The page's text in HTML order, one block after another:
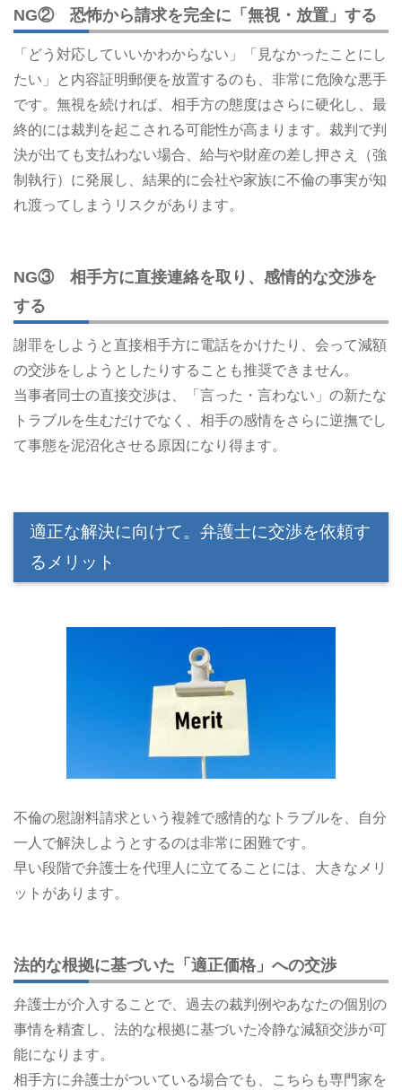
NG② 恐怖から請求を完全に「無視・放置」する
「どう対応していいかわからない」「見なかったことにし
たい」と内容証明郵便を放置するのも、非常に危険な悪手
です。無視を続ければ、相手方の態度はさらに硬化し、最
終的には裁判を起こされる可能性が高まります。裁判で判
決が出ても支払わない場合、給与や財産の差し押さえ（強
制執行）に発展し、結果的に会社や家族に不倫の事実が知
れ渡ってしまうリスクがあります。
NG③ 相手方に直接連絡を取り、感情的な交渉を
する
謝罪をしようと直接相手方に電話をかけたり、会って減額
の交渉をしようとしたりすることも推奨できません。
当事者同士の直接交渉は、「言った・言わない」の新たな
トラブルを生むだけでなく、相手の感情をさらに逆撫でし
て事態を泥沼化させる原因になり得ます。
適正な解決に向けて。弁護士に交渉を依頼す
るメリット
不倫の慰謝料請求という複雑で感情的なトラブルを、自分
一人で解決しようとするのは非常に困難です。
早い段階で弁護士を代理人に立てることには、大きなメリ
ットがあります。
法的な根拠に基づいた「適正価格」への交渉
弁護士が介入することで、過去の裁判例やあなたの個別の
事情を精査し、法的な根拠に基づいた冷静な減額交渉が可
能になります。
相手方に弁護士がついている場合でも、こちらも専門家を